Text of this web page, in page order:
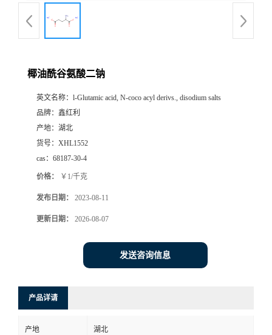
椰油酰谷氨酸二钠
英文名称： l-Glutamic acid, N-coco acyl derivs., disodium salts
品牌： 鑫红利
产地： 湖北
货号： XHL1552
cas： 68187-30-4
价格： ￥1/千克
发布日期： 2023-08-11
更新日期： 2026-08-07
发送咨询信息
产品详请
产地 湖北